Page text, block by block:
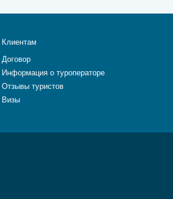
Клиентам
Договор
Информация о туроператоре
Отзывы туристов
Визы